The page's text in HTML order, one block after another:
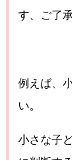
す、ご了
例えば、
い。
小さな子